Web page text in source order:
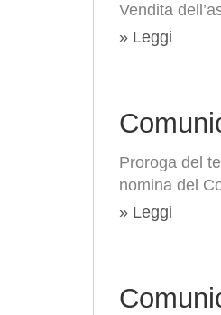
Vendita
» Leggi
Proroga del
nomina del
» Leggi